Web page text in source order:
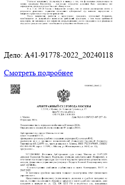
Дело: A41-91778-2022_20240118
Смотреть подробнее